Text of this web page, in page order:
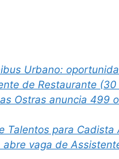
Urbano:
de Restaurante (30
Ostras anuncia 499
Talentos para Cadista
abre vaga de